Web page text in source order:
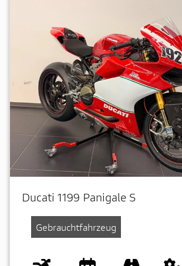
Ducati 1199 Panigale S
Gebrauchtfahrzeug